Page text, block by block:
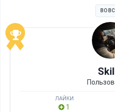
ВО
ЛАЙКИ
1